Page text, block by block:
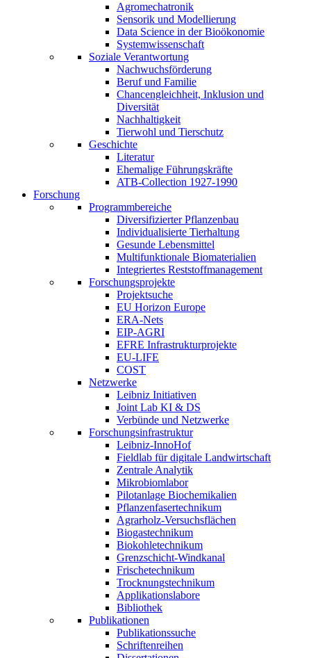
Agromechatronik
Sensorik und Modellierung
Data Science in der Bioökonomie
Systemwissenschaft
Soziale Verantwortung
Nachwuchsförderung
Beruf und Familie
Chancengleichheit, Inklusion und
Diversität
Nachhaltigkeit
Tierwohl und Tierschutz
Geschichte
Literatur
Ehemalige Führungskräfte
ATB-Collection 1927-1990
Forschung
Programmbereiche
Diversifizierter Pflanzenbau
Individualisierte Tierhaltung
Gesunde Lebensmittel
Multifunktionale Biomaterialien
Integriertes Reststoffmanagement
Forschungsprojekte
Projektsuche
EU Horizon Europe
ERA-Nets
EIP-AGRI
EFRE Infrastrukturprojekte
EU-LIFE
COST
Netzwerke
Leibniz Initiativen
Joint Lab KI & DS
Verbünde und Netzwerke
Forschungsinfrastruktur
Leibniz-InnoHof
Fieldlab für digitale Landwirtschaft
Zentrale Analytik
Mikrobiomlabor
Pilotanlage Biochemikalien
Pflanzenfasertechnikum
Agrarholz-Versuchsflächen
Biogastechnikum
Biokohletechnikum
Grenzschicht-Windkanal
Frischetechnikum
Trocknungstechnikum
Applikationslabore
Bibliothek
Publikationen
Publikationssuche
Schriftenreihen